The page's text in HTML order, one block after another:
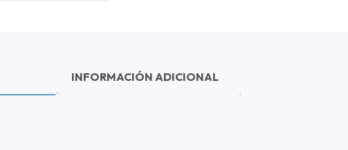
INFORMACIÓN ADICIONAL